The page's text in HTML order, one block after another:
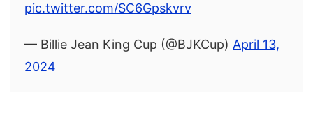
pic.twitter.com/SC6Gpskvrv
— Billie Jean King Cup (@BJKCup) April 13,
2024